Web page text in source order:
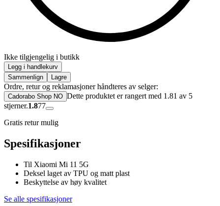
Ikke tilgjengelig i butikk
Legg i handlekurv
Sammenlign
Lagre
Ordre, retur og reklamasjoner håndteres av selger:
Cadorabo Shop NO Dette produktet er rangert med 1.81 av 5
stjerner.1.877
Gratis retur mulig
Spesifikasjoner
Til Xiaomi Mi 11 5G
Deksel laget av TPU og matt plast
Beskyttelse av høy kvalitet
Se alle spesifikasjoner